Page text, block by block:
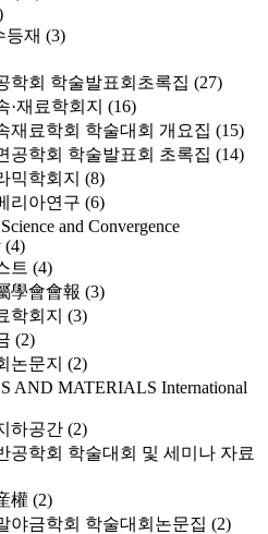
등재 (3)
학회 학술발표회초록집 (27)
·재료학회지 (16)
재료학회 학술대회 개요집 (15)
공학회 학술발표회 초록집 (14)
믹학회지 (8)
리아연구 (6)
and Convergence
(4)
트 (4)
學會會報 (3)
학회지 (3)
(2)
논문지 (2)
AND MATERIALS International
하공간 (2)
공학회 학술대회 및 세미나 자료
權 (2)
야금학회 학술대회논문집 (2)